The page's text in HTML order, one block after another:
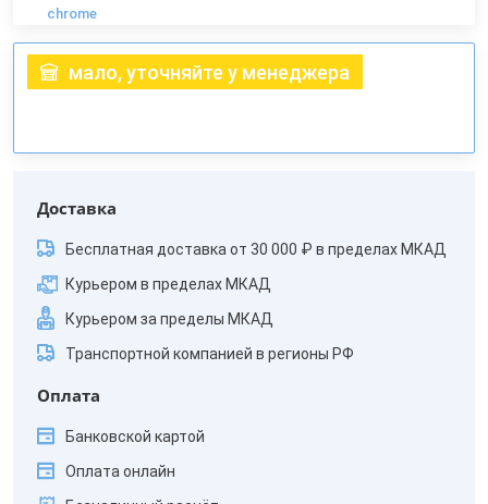
chrome
мало, уточняйте у менеджера
Доставка
Бесплатная доставка от 30 000 ₽ в пределах МКАД
Курьером в пределах МКАД
Курьером за пределы МКАД
Транспортной компанией в регионы РФ
Оплата
Банковской картой
Оплата онлайн